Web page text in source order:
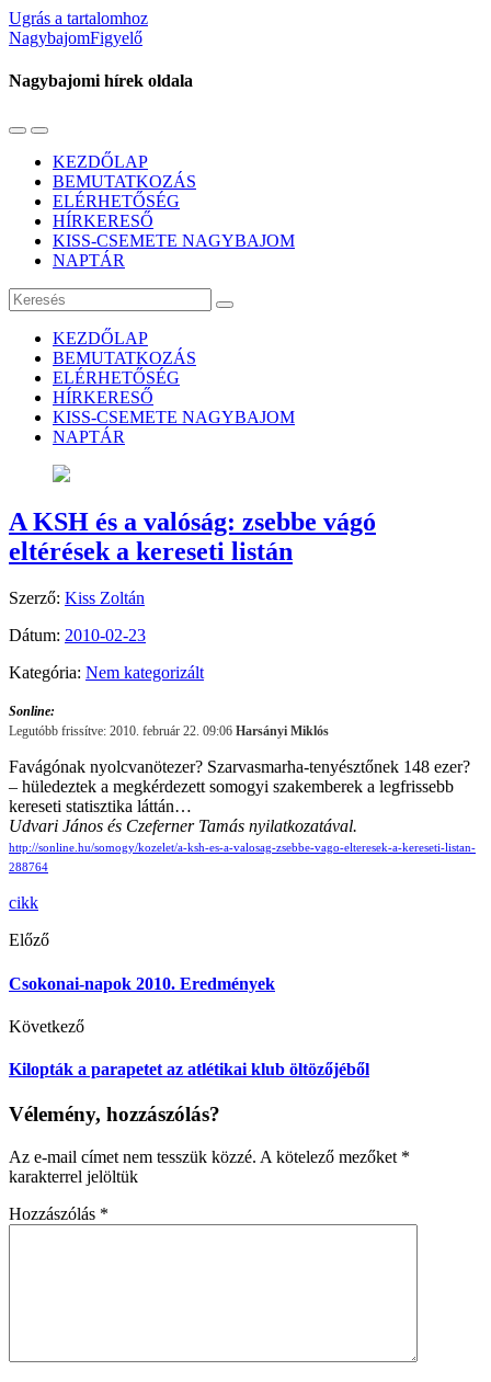
Ugrás a tartalomhoz
NagybajomFigyelő
Nagybajomi hírek oldala
Váltás
mobil
menüre
Használja
keresés
mezőt
KEZDŐLAP
BEMUTATKOZÁS
ELÉRHETŐSÉG
HÍRKERESŐ
KISS-CSEMETE NAGYBAJOM
NAPTÁR
Keresés
KEZDŐLAP
BEMUTATKOZÁS
ELÉRHETŐSÉG
HÍRKERESŐ
KISS-CSEMETE NAGYBAJOM
NAPTÁR
A KSH és a valóság: zsebbe vágó
eltérések a kereseti listán
Szerző: Kiss Zoltán
Dátum: 2010-02-23
Kategória: Nem kategorizált
Sonline:
Legutóbb frissítve: 2010. február 22. 09:06 Harsányi Miklós
Favágónak nyolcvanötezer? Szarvasmarha-tenyésztőnek 148 ezer?
– hüledeztek a megkérdezett somogyi szakemberek a legfrissebb
kereseti statisztika láttán…
Udvari János és Czeferner Tamás nyilatkozatával.
http://sonline.hu/somogy/kozelet/a-ksh-es-a-valosag-zsebbe-vago-elteresek-a-kereseti-listan-
288764
cikk
Előző
Csokonai-napok 2010. Eredmények
Következő
Kilopták a parapetet az atlétikai klub öltözőjéből
Vélemény, hozzászólás?
Az e-mail címet nem tesszük közzé. A kötelező mezőket *
karakterrel jelöltük
Hozzászólás *